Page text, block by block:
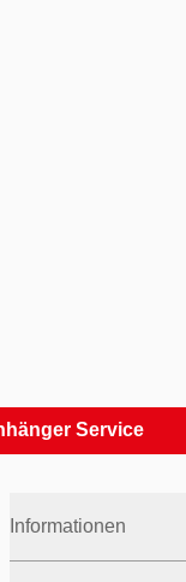
Service
Informationen